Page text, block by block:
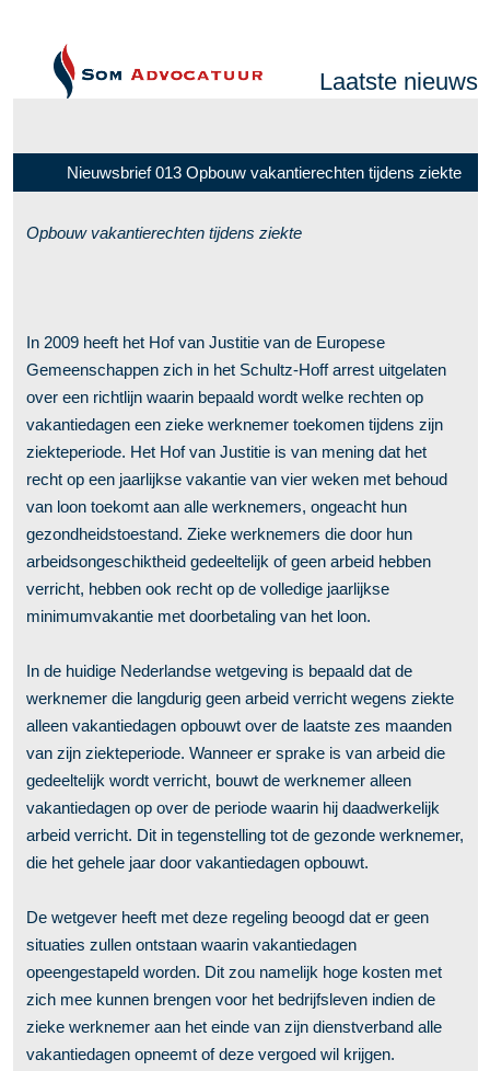
Laatste nieuws
Nieuwsbrief 013 Opbouw vakantierechten tijdens ziekte
Opbouw vakantierechten tijdens ziekte
In 2009 heeft het Hof van Justitie van de Europese
Gemeenschappen zich in het Schultz-Hoff arrest uitgelaten
over een richtlijn waarin bepaald wordt welke rechten op
vakantiedagen een zieke werknemer toekomen tijdens zijn
ziekteperiode. Het Hof van Justitie is van mening dat het
recht op een jaarlijkse vakantie van vier weken met behoud
van loon toekomt aan alle werknemers, ongeacht hun
gezondheidstoestand. Zieke werknemers die door hun
arbeidsongeschiktheid gedeeltelijk of geen arbeid hebben
verricht, hebben ook recht op de volledige jaarlijkse
minimumvakantie met doorbetaling van het loon.
In de huidige Nederlandse wetgeving is bepaald dat de
werknemer die langdurig geen arbeid verricht wegens ziekte
alleen vakantiedagen opbouwt over de laatste zes maanden
van zijn ziekteperiode. Wanneer er sprake is van arbeid die
gedeeltelijk wordt verricht, bouwt de werknemer alleen
vakantiedagen op over de periode waarin hij daadwerkelijk
arbeid verricht. Dit in tegenstelling tot de gezonde werknemer,
die het gehele jaar door vakantiedagen opbouwt.
De wetgever heeft met deze regeling beoogd dat er geen
situaties zullen ontstaan waarin vakantiedagen
opeengestapeld worden. Dit zou namelijk hoge kosten met
zich mee kunnen brengen voor het bedrijfsleven indien de
zieke werknemer aan het einde van zijn dienstverband alle
vakantiedagen opneemt of deze vergoed wil krijgen.